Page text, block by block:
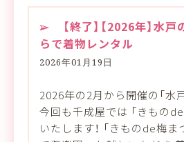
【終了】【2026年】水
らで着物レンタル
2026年01月19日
2026年の2月から開催の「水
今回も千成屋では 「きもの
いたします！ 「きものde梅ま